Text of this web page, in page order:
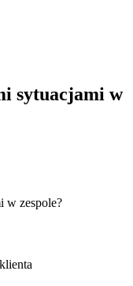
sytuacjami w
w zespole?